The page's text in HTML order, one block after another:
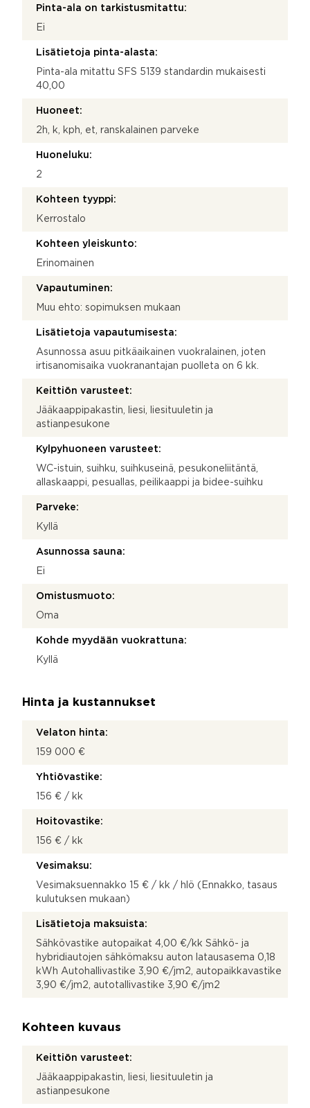
Pinta-ala on tarkistusmitattu:
Ei
Lisätietoja pinta-alasta:
Pinta-ala mitattu SFS 5139 standardin mukaisesti
40,00
Huoneet:
2h, k, kph, et, ranskalainen parveke
Huoneluku:
2
Kohteen tyyppi:
Kerrostalo
Kohteen yleiskunto:
Erinomainen
Vapautuminen:
Muu ehto: sopimuksen mukaan
Lisätietoja vapautumisesta:
Asunnossa asuu pitkäaikainen vuokralainen, joten
irtisanomisaika vuokranantajan puolleta on 6 kk.
Keittiön varusteet:
Jääkaappipakastin, liesi, liesituuletin ja
astianpesukone
Kylpyhuoneen varusteet:
WC-istuin, suihku, suihkuseinä, pesukoneliitäntä,
allaskaappi, pesuallas, peilikaappi ja bidee-suihku
Parveke:
Kyllä
Asunnossa sauna:
Ei
Omistusmuoto:
Oma
Kohde myydään vuokrattuna:
Kyllä
Hinta ja kustannukset
Velaton hinta:
159 000 €
Yhtiövastike:
156 € / kk
Hoitovastike:
156 € / kk
Vesimaksu:
Vesimaksuennakko 15 € / kk / hlö (Ennakko, tasaus
kulutuksen mukaan)
Lisätietoja maksuista:
Sähkövastike autopaikat 4,00 €/kk Sähkö- ja
hybridiautojen sähkömaksu auton latausasema 0,18
kWh Autohallivastike 3,90 €/jm2, autopaikkavastike
3,90 €/jm2, autotallivastike 3,90 €/jm2
Kohteen kuvaus
Keittiön varusteet:
Jääkaappipakastin, liesi, liesituuletin ja
astianpesukone